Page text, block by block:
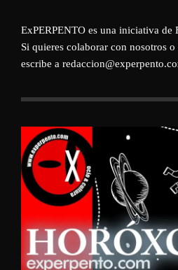
ExPERPENTO es una iniciativa de
Si quieres colaborar con nosotros
escribe a